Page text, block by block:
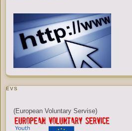
EVS
(European Voluntary Servise)